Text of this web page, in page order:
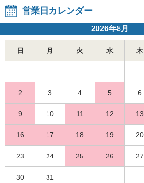
営業日カレンダー
2026年8月
日 月 火 水 木
2 3 4 5 6
9 10 11 12 13
16 17 18 19 20
23 24 25 26 27
30 31